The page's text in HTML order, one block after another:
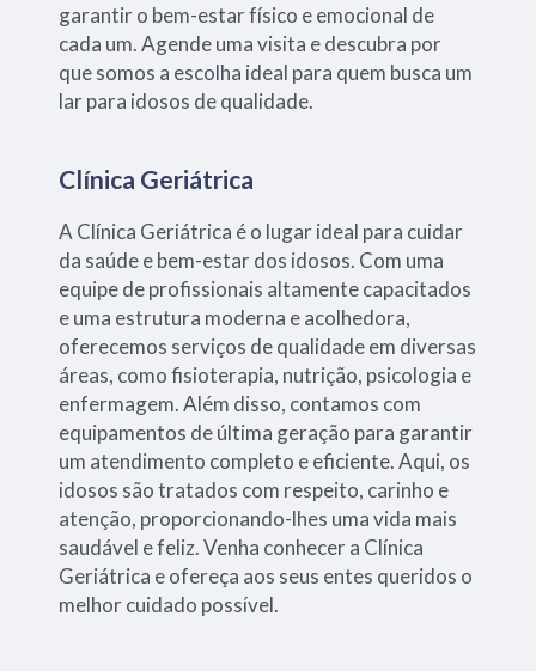
garantir o bem-estar físico e emocional de
cada um. Agende uma visita e descubra por
que somos a escolha ideal para quem busca um
lar para idosos de qualidade.
Clínica Geriátrica
A Clínica Geriátrica é o lugar ideal para cuidar
da saúde e bem-estar dos idosos. Com uma
equipe de profissionais altamente capacitados
e uma estrutura moderna e acolhedora,
oferecemos serviços de qualidade em diversas
áreas, como fisioterapia, nutrição, psicologia e
enfermagem. Além disso, contamos com
equipamentos de última geração para garantir
um atendimento completo e eficiente. Aqui, os
idosos são tratados com respeito, carinho e
atenção, proporcionando-lhes uma vida mais
saudável e feliz. Venha conhecer a Clínica
Geriátrica e ofereça aos seus entes queridos o
melhor cuidado possível.